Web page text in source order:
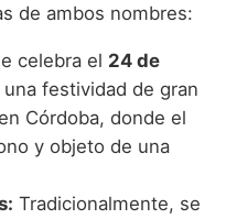
de ambos nombres:
celebra el 24 de
una festividad de gran
Córdoba, donde el
y objeto de una
Tradicionalmente, se